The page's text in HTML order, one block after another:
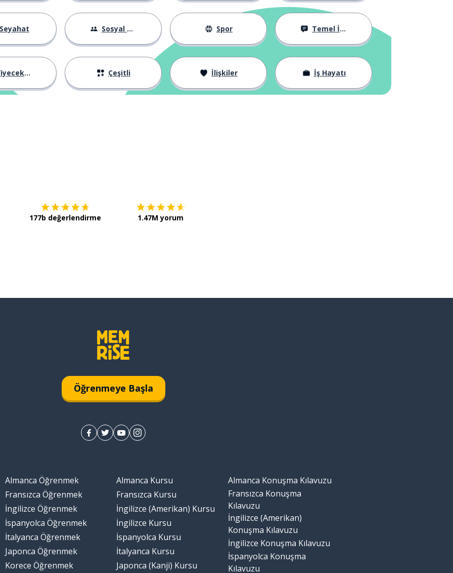
Seyahat Sosyal Hayat Spor Temel İfadeler
Çeşitli İlişkiler İş Hayatı
177b değerlendirme 1.47M yorum
Öğrenmeye Başla
Almanca Öğrenmek
Fransızca Öğrenmek
İngilizce Öğrenmek
İspanyolca Öğrenmek
İtalyanca Öğrenmek
Japonca Öğrenmek
Korece Öğrenmek
Almanca Kursu
Fransızca Kursu
İngilizce (Amerikan) Kursu
İngilizce Kursu
İspanyolca Kursu
İtalyanca Kursu
Japonca (Kanji) Kursu
Almanca Konuşma Kılavuzu
Fransızca Konuşma
Kılavuzu
İngilizce (Amerikan)
Konuşma Kılavuzu
İngilizce Konuşma Kılavuzu
İspanyolca Konuşma
Kılavuzu